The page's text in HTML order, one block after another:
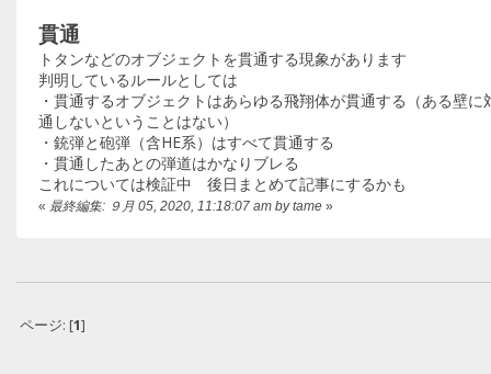
貫通
トタンなどのオブジェクトを貫通する現象があります
判明しているルールとしては
・貫通するオブジェクトはあらゆる飛翔体が貫通する（ある壁
通しないということはない）
・銃弾と砲弾（含HE系）はすべて貫通する
・貫通したあとの弾道はかなりブレる
これについては検証中 後日まとめて記事にするかも
« 最終編集: ９月 05, 2020, 11:18:07 am by tame »
ページ: [1]